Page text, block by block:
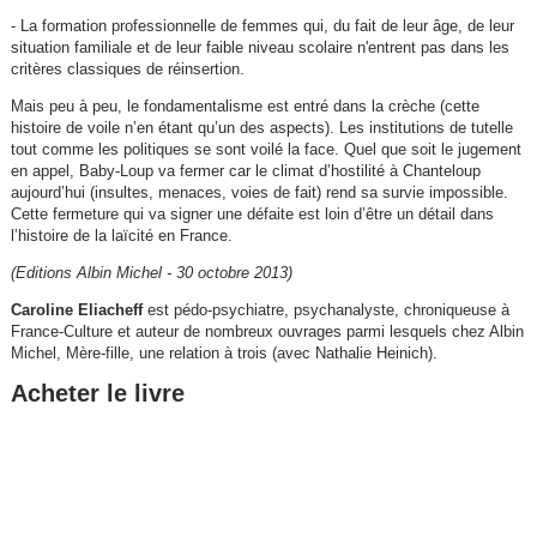
- La formation professionnelle de femmes qui, du fait de leur âge, de leur
situation familiale et de leur faible niveau scolaire n'entrent pas dans les
critères classiques de réinsertion.
Mais peu à peu, le fondamentalisme est entré dans la crèche (cette
histoire de voile n’en étant qu’un des aspects). Les institutions de tutelle
tout comme les politiques se sont voilé la face. Quel que soit le jugement
en appel, Baby-Loup va fermer car le climat d’hostilité à Chanteloup
aujourd’hui (insultes, menaces, voies de fait) rend sa survie impossible.
Cette fermeture qui va signer une défaite est loin d’être un détail dans
l’histoire de la laïcité en France.
(Editions Albin Michel - 30 octobre 2013)
Caroline Eliacheffest pédo-psychiatre, psychanalyste, chroniqueuse à
France-Culture et auteur de nombreux ouvrages parmi lesquels chez Albin
Michel, Mère-fille, une relation à trois (avec Nathalie Heinich).
Acheter le livre